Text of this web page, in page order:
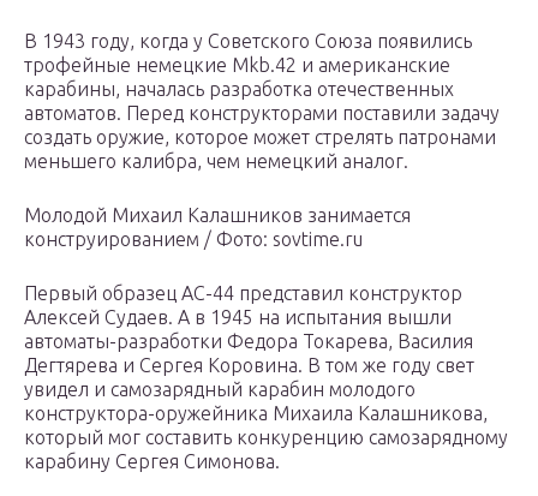
В 1943 году, когда у Советского Союза появились
трофейные немецкие Mkb.42 и американские
карабины, началась разработка отечественных
автоматов. Перед конструкторами поставили задачу
создать оружие, которое может стрелять патронами
меньшего калибра, чем немецкий аналог.
Молодой Михаил Калашников занимается
конструированием / Фото: sovtime.ru
Первый образец АС-44 представил конструктор
Алексей Судаев. А в 1945 на испытания вышли
автоматы-разработки Федора Токарева, Василия
Дегтярева и Сергея Коровина. В том же году свет
увидел и самозарядный карабин молодого
конструктора-оружейника Михаила Калашникова,
который мог составить конкуренцию самозарядному
карабину Сергея Симонова.